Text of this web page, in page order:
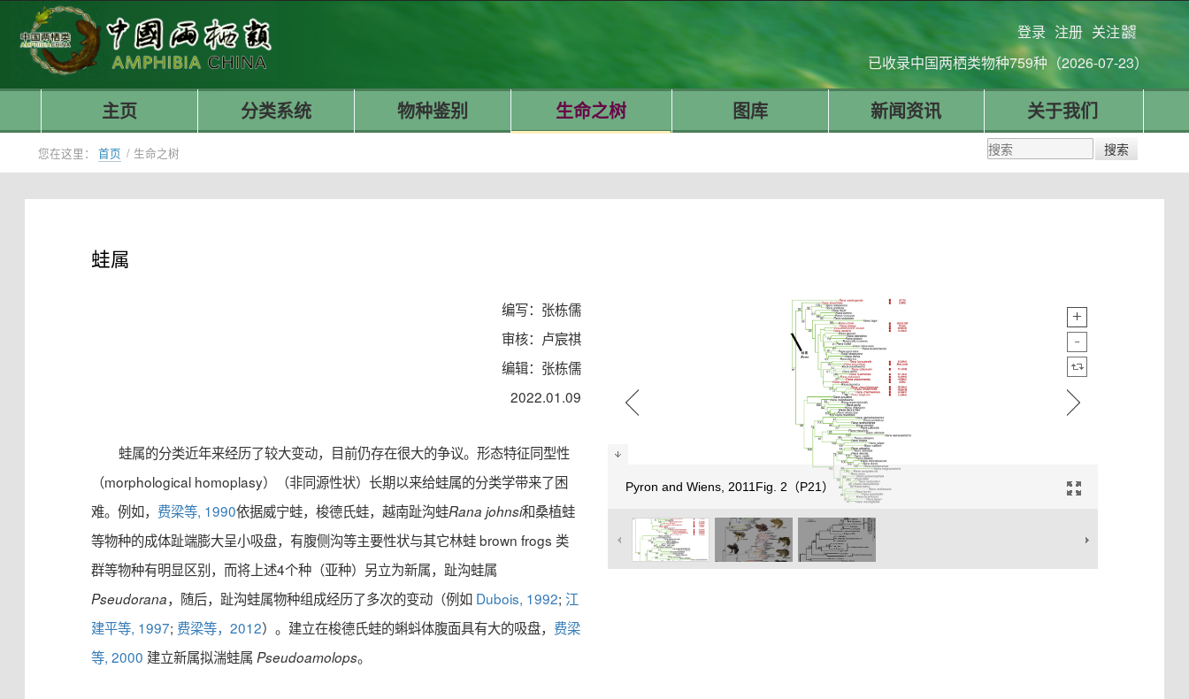
登录 注册 关注
已收录中国两栖类物种759种（2026-07-23）
主页 分类系统 物种鉴别 生命之树 图库 新闻资讯 关于我们
您在这里： 首页 / 生命之树
蛙属
编写：张栋儒
审核：卢宸祺
编辑：张栋儒
2022.01.09
蛙属的分类近年来经历了较大变动，目前仍存在很大的争议。形态特征同型性
（morphological homoplasy）（非同源性状）长期以来给蛙属的分类学带来了困
难。例如， 费梁等, 1990依据威宁蛙，梭德氏蛙，越南趾沟蛙Rana johnsi和桑植蛙
等物种的成体趾端膨大呈小吸盘，有腹侧沟等主要性状与其它林蛙 brown frogs 类
群等物种有明显区别，而将上述4个种（亚种）另立为新属，趾沟蛙属
Pseudorana，随后，趾沟蛙属物种组成经历了多次的变动（例如 Dubois, 1992; 江
建平等, 1997; 费梁等，2012）。建立在梭德氏蛙的蝌蚪体腹面具有大的吸盘， 费梁
等, 2000 建立新属拟湍蛙属 Pseudoamolops。
Pyron and Wiens, 2011Fig. 2（P21）